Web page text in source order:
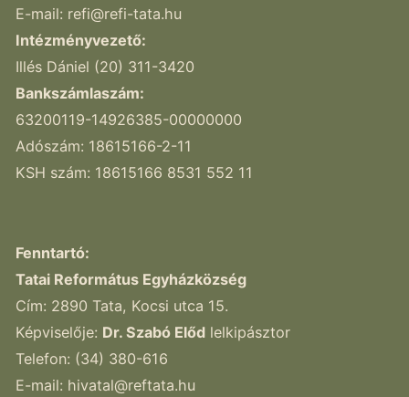
E-mail: refi@refi-tata.hu
Intézményvezető:
Illés Dániel (20) 311-3420
Bankszámlaszám:
63200119-14926385-00000000
Adószám: 18615166-2-11
KSH szám: 18615166 8531 552 11
Fenntartó:
Tatai Református Egyházközség
Cím: 2890 Tata, Kocsi utca 15.
Képviselője: Dr. Szabó Előd lelkipásztor
Telefon: (34) 380-616
E-mail: hivatal@reftata.hu